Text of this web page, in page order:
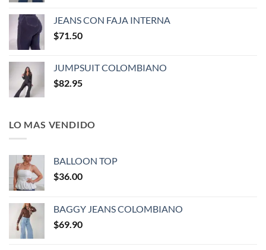
JEANS CON FAJA INTERNA
$71.50
JUMPSUIT COLOMBIANO
$82.95
LO MAS VENDIDO
BALLOON TOP
$36.00
BAGGY JEANS COLOMBIANO
$69.90